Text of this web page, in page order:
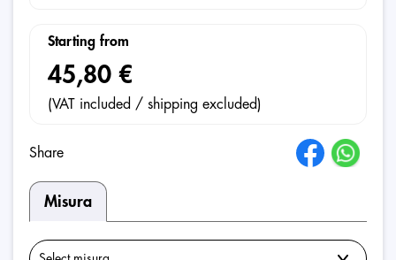
Starting from
45,80 €
(VAT included / shipping excluded)
Share
Misura